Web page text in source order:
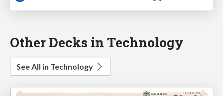
Other Decks in Technology
See All in Technology